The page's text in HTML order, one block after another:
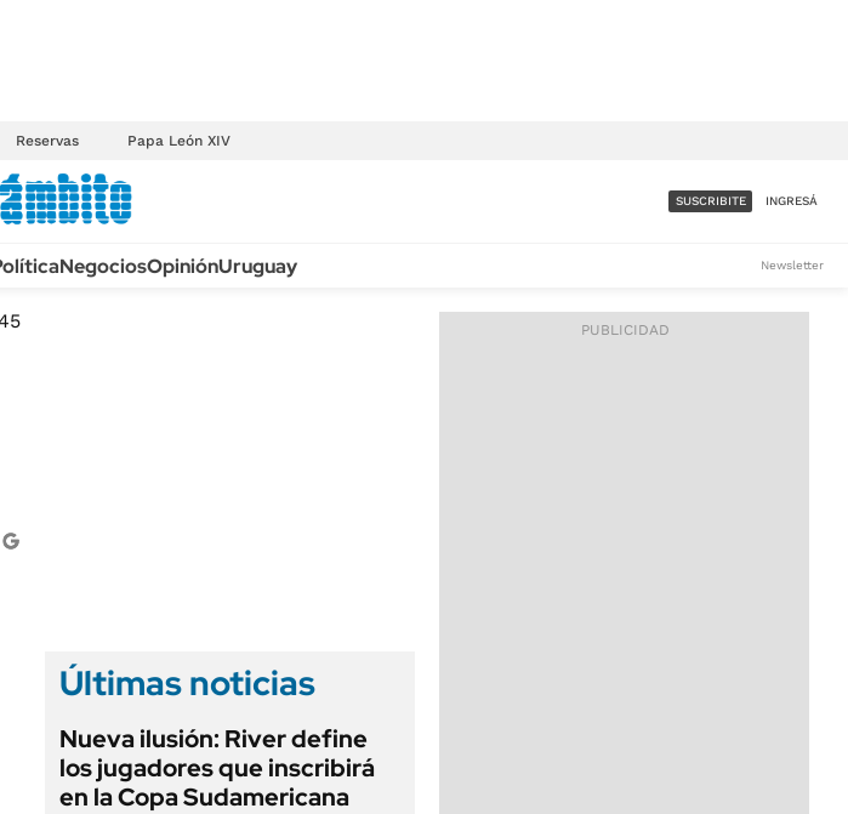
Reservas Papa León XIV
ACCESO FULL - $1.800/MES
SUSCRIBITE INGRESÁ
NegociosOpiniónUruguay Newsletter
Últimas noticias
Nueva ilusión: River define
los jugadores que inscribirá
en la Copa Sudamericana